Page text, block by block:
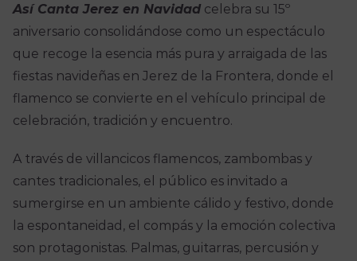
Así Canta Jerez en Navidadcelebra su 15º
aniversario consolidándose como un espectáculo
que recoge la esencia más pura y arraigada de las
fiestas navideñas en Jerez de la Frontera, donde el
flamenco se convierte en el vehículo principal de
celebración, tradición y encuentro.
A través de villancicos flamencos, zambombas y
cantes tradicionales, el público es invitado a
sumergirse en un ambiente cálido y festivo, donde
la espontaneidad, el compás y la emoción colectiva
son protagonistas. Palmas, guitarras, percusión y